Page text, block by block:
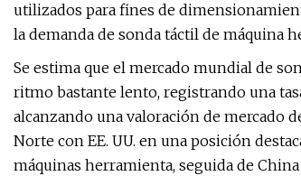
utilizados para fines de
la demanda de sonda táctil de máquina
Se estima que el mercado mundial de
ritmo bastante lento, registrando una
alcanzando una valoración de mercado
Norte con EE. UU. en una posición
máquinas herramienta, seguida de